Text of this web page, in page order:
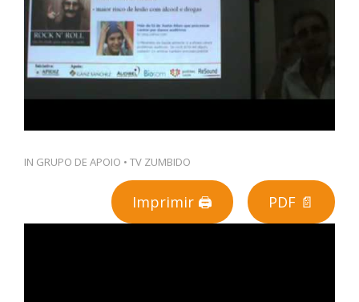
IN GRUPO DE APOIO • TV ZUMBIDO
Imprimir 🖨 PDF 📄